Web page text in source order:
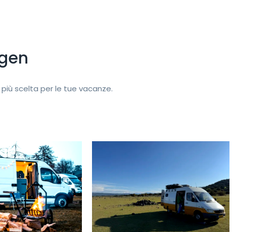
scelta per le tue vacanze.
SuccessivoPrecedente Successivo